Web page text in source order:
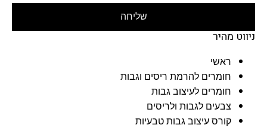
ניווט מהיר
ראשי
חומרים להרמת ריסים וגבות
חומרים לעיצוב גבות
צבעים לגבות ולריסים
קורס עיצוב גבות טבעיות
שליחה